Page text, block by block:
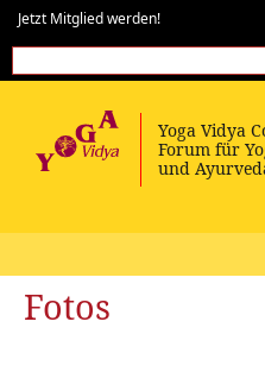
Jetzt Mitglied werden!
Fotos